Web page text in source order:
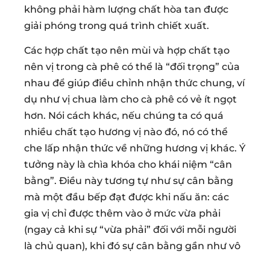
không phải hàm lượng chất hòa tan được
giải phóng trong quá trình chiết xuất.
Các hợp chất tạo nên mùi và hợp chất tạo
nên vị trong cà phê có thể là “đối trọng” của
nhau để giúp điều chỉnh nhận thức chung, ví
dụ như vị chua làm cho cà phê có vẻ ít ngọt
hơn. Nói cách khác, nếu chúng ta có quá
nhiều chất tạo hương vị nào đó, nó có thể
che lấp nhận thức về những hương vị khác. Ý
tưởng này là chìa khóa cho khái niệm “cân
bằng”. Điều này tương tự như sự cân bằng
mà một đầu bếp đạt được khi nấu ăn: các
gia vị chỉ được thêm vào ở mức vừa phải
(ngay cả khi sự “vừa phải” đối với mỗi người
là chủ quan), khi đó sự cân bằng gần như vô